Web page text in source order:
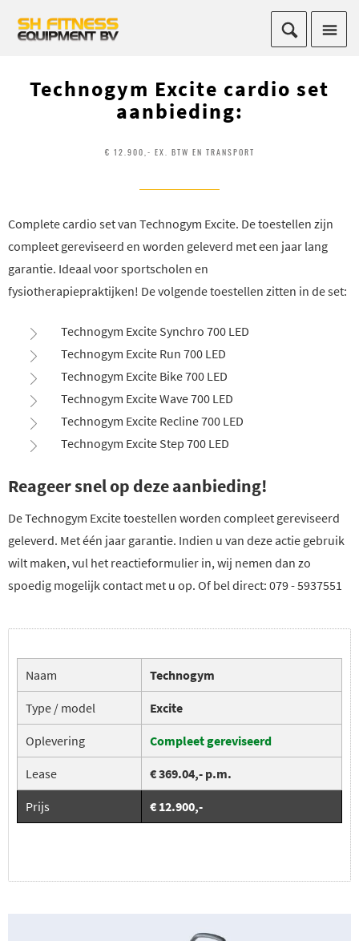
Technogym Excite cardio set
aanbieding:
€ 12.900,- EX. BTW EN TRANSPORT
Complete cardio set van Technogym Excite. De toestellen zijn
compleet gereviseerd en worden geleverd met een jaar lang
garantie. Ideaal voor sportscholen en
fysiotherapiepraktijken! De volgende toestellen zitten in de set:
Technogym Excite Synchro 700 LED
Technogym Excite Run 700 LED
Technogym Excite Bike 700 LED
Technogym Excite Wave 700 LED
Technogym Excite Recline 700 LED
Technogym Excite Step 700 LED
Reageer snel op deze aanbieding!
De Technogym Excite toestellen worden compleet gereviseerd
geleverd. Met één jaar garantie. Indien u van deze actie gebruik
wilt maken, vul het reactieformulier in, wij nemen dan zo
spoedig mogelijk contact met u op. Of bel direct: 079 - 5937551
Naam Technogym
Type / model Excite
Oplevering Compleet gereviseerd
Lease € 369.04,- p.m.
Prijs € 12.900,-